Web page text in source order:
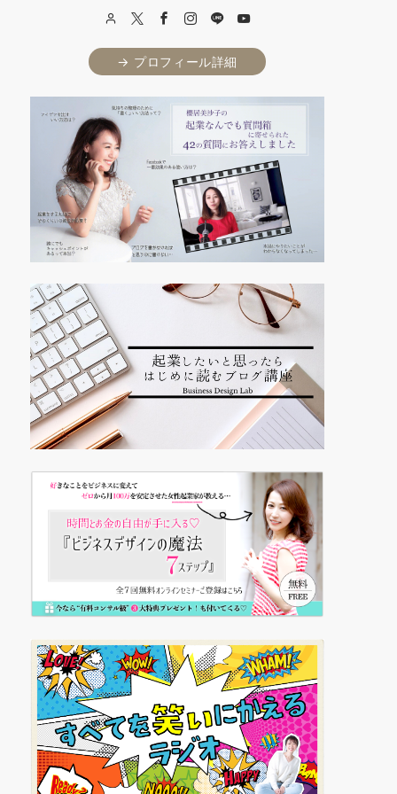
→ プロフィール詳細